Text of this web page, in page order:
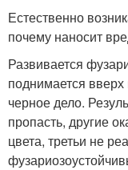
Естественно
почему наносит
Развивается
поднимается
черное дело.
пропасть, другие
цвета, третьи не